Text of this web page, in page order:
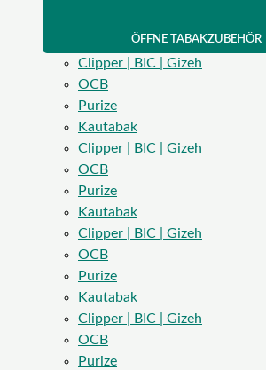
ÖFFNE TABAKZUBEHÖR
Clipper | BIC | Gizeh
OCB
Purize
Kautabak
Clipper | BIC | Gizeh
OCB
Purize
Kautabak
Clipper | BIC | Gizeh
OCB
Purize
Kautabak
Clipper | BIC | Gizeh
OCB
Purize